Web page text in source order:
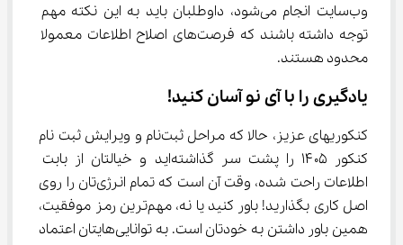
وب‌سایت انجام می‌شود، داوطلبان باید به این نکته مهم
توجه داشته باشند که فرصت‌های اصلاح اطلاعات معمولا
محدود هستند.
یادگیری را با آی نو آسان کنید!
کنکوری‎های عزیز، حالا که مراحل ثبت‌نام و ویرایش ثبت نام
کنکور ۱۴۰۵ را پشت سر گذاشته‌اید و خیالتان از بابت
اطلاعات راحت شده، وقت آن است که تمام انرژی‌تان را روی
اصل کاری بگذارید! باور کنید یا نه، مهم‌ترین رمز موفقیت،
همین باور داشتن به خودتان است. به توانایی‌هایتان اعتماد